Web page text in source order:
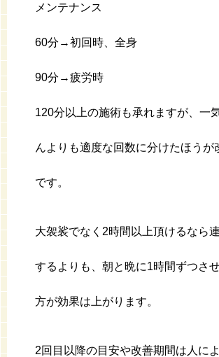
メンテナンス
60分→初回時、全身
90分→疲労時
120分以上の施術も承れますが、一
んよりも適度な回数に分けたほうが
です。
大袈裟でなく2時間以上頂けるなら
するよりも、朝と晩に1時間ずつさ
方が効果は上がります。
2回目以降の目安や改善期間は人に